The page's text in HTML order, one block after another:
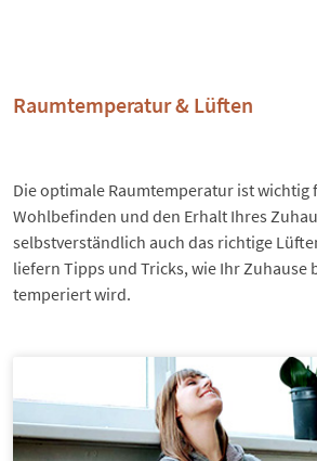
Raumtemperatur & Lüften
Die optimale Raumtemperatur ist wichtig
Wohlbefinden und den Erhalt Ihres
selbstverständlich auch das richtige
liefern Tipps und Tricks, wie Ihr Zuhause
temperiert wird.